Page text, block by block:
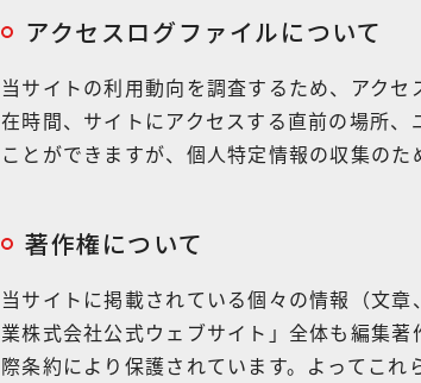
アクセスログファイルについて
当サイトの利用動向を調査するため、アク
在時間、サイトにアクセスする直前の場所
ことができますが、個人特定情報の収集のた
著作権について
当サイトに掲載されている個々の情報（文
業株式会社公式ウェブサイト」全体も編集
際条約により保護されています。よってこ